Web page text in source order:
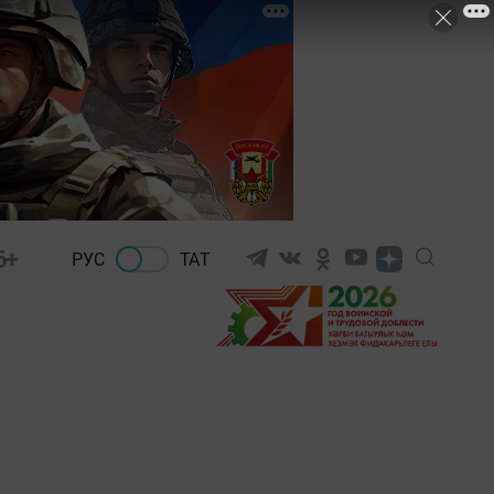
РУС ТАТ